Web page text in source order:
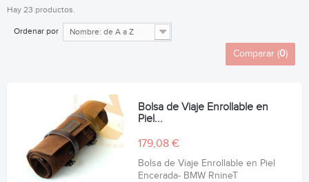
Hay 23 productos.
Ordenar por Nombre: de A a Z
Comparar (0)
Bolsa de Viaje Enrollable en
Piel...
179,08 €
Bolsa de Viaje Enrollable en Piel
Encerada- BMW RnineT